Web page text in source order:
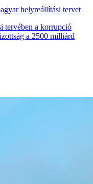
helyreállítási tervet
tervében a korrupció
a 2500 milliárd